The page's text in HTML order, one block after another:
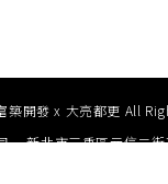
築開發 x 大亮都更 All
新北市三重區元信二街